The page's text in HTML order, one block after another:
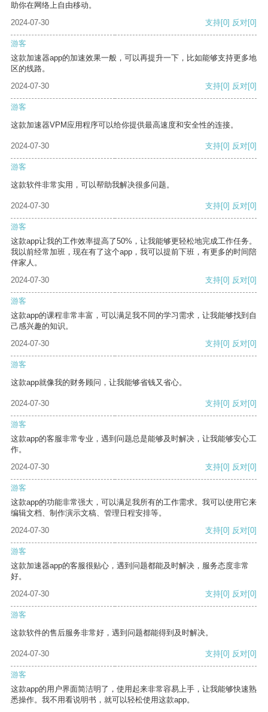
助你在网络上自由移动。
2024-07-30
支持[0] 反对[0]
游客
这款加速器app的加速效果一般，可以再提升一下，比如能够支持更多地
区的线路。
2024-07-30
支持[0] 反对[0]
游客
这款加速器VPM应用程序可以给你提供最高速度和安全性的连接。
2024-07-30 支持[0] 反对[0]
游客
这款软件非常实用，可以帮助我解决很多问题。
2024-07-30 支持[0] 反对[0]
游客
这款app让我的工作效率提高了50%，让我能够更轻松地完成工作任务。
我以前经常加班，现在有了这个app，我可以提前下班，有更多的时间陪
伴家人。
2024-07-30
支持[0] 反对[0]
游客
这款app的课程非常丰富，可以满足我不同的学习需求，让我能够找到自
己感兴趣的知识。
2024-07-30
支持[0] 反对[0]
游客
这款app就像我的财务顾问，让我能够省钱又省心。
2024-07-30 支持[0] 反对[0]
游客
这款app的客服非常专业，遇到问题总是能够及时解决，让我能够安心工
作。
2024-07-30
支持[0] 反对[0]
游客
这款app的功能非常强大，可以满足我所有的工作需求。我可以使用它来
编辑文档、制作演示文稿、管理日程安排等。
2024-07-30
支持[0] 反对[0]
游客
这款加速器app的客服很贴心，遇到问题都能及时解决，服务态度非常
好。
2024-07-30
支持[0] 反对[0]
游客
这款软件的售后服务非常好，遇到问题都能得到及时解决。
2024-07-30 支持[0] 反对[0]
游客
这款app的用户界面简洁明了，使用起来非常容易上手，让我能够快速熟
悉操作。我不用看说明书，就可以轻松使用这款app。